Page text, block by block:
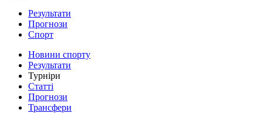
Результати
Прогнози
Спорт
Новини спорту
Результати
Турніри
Статті
Прогнози
Трансфери